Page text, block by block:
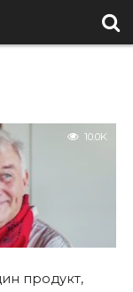
10.0K
продукт,